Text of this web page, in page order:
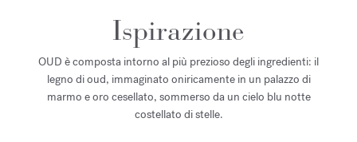
Ispirazione
OUD è composta intorno al più prezioso degli ingredienti: il
legno di oud, immaginato oniricamente in un palazzo di
marmo e oro cesellato, sommerso da un cielo blu notte
costellato di stelle.